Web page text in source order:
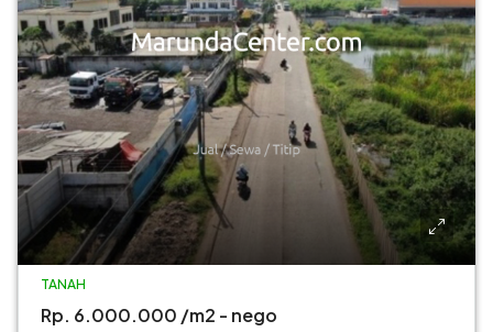
TANAH
Rp. 6.000.000 /m2 - nego